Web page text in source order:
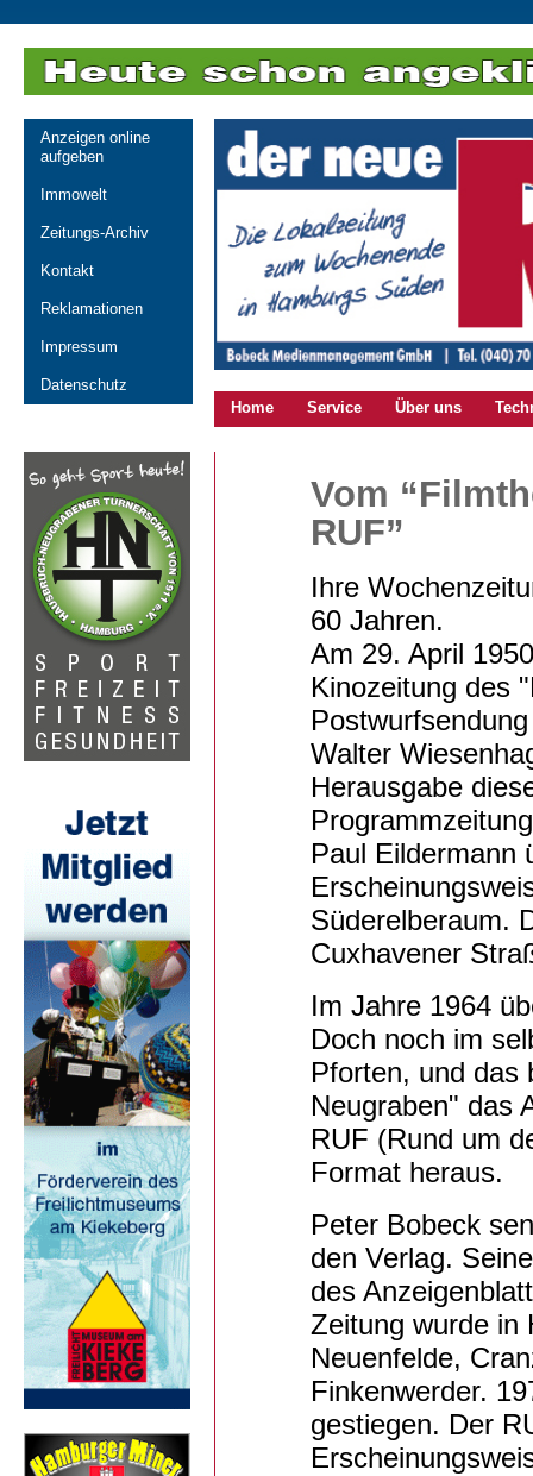
Anzeigen online
aufgeben
Immowelt
Zeitungs-Archiv
Kontakt
Reklamationen
Impressum
Datenschutz
Home
Service Über uns
Vom
RUF”
Ihre
60 Jahren.
Am 29. April
Kinozeitung des
Walter
Herausgabe
Paul Eildermann
Süderelberaum.
Cuxhavener
Im Jahre 1964
Doch noch im
Pforten, und das
Neugraben" das
RUF (Rund um
Format heraus.
Peter Bobeck
den Verlag.
des
Zeitung wurde in
Neuenfelde,
Finkenwerder.
gestiegen. Der